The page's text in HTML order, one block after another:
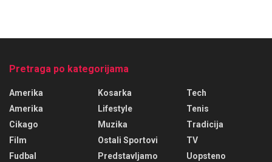
Pretraga po kategorijama
Amerika
Amerika
Cikago
Film
Fudbal
Kosarka
Lifestyle
Muzika
Ostali Sportovi
Predstavljamo
Tech
Tenis
Tradicija
TV
Uopsteno